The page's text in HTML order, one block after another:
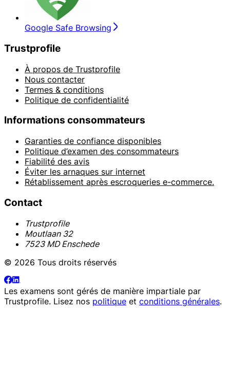
Google Safe Browsing
Trustprofile
À propos de Trustprofile
Nous contacter
Termes & conditions
Politique de confidentialité
Informations consommateurs
Garanties de confiance disponibles
Politique d’examen des consommateurs
Fiabilité des avis
Éviter les arnaques sur internet
Rétablissement après escroqueries e-commerce.
Contact
Trustprofile
Moutlaan 32
7523 MD Enschede
© 2026 Tous droits réservés
Les examens sont gérés de manière impartiale par
Trustprofile. Lisez nos politique et conditions générales.